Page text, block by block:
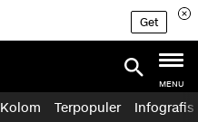
Get
MENU
Kolom Terpopuler Infografis